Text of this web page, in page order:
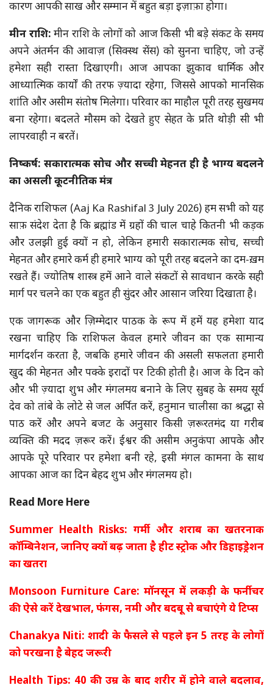
कारण आपकी साख और सम्मान में बहुत बड़ा इज़ाफ़ा होगा।
मीन राशि: मीन राशि के लोगों को आज किसी भी बड़े संकट के समय
अपने अंतर्मन की आवाज़ (सिक्स्थ सेंस) को सुनना चाहिए, जो उन्हें
हमेशा सही रास्ता दिखाएगी। आज आपका झुकाव धार्मिक और
आध्यात्मिक कार्यों की तरफ ज़्यादा रहेगा, जिससे आपको मानसिक
शांति और असीम संतोष मिलेगा। परिवार का माहौल पूरी तरह सुखमय
बना रहेगा। बदलते मौसम को देखते हुए सेहत के प्रति थोड़ी सी भी
लापरवाही न बरतें।
निष्कर्ष: सकारात्मक सोच और सच्ची मेहनत ही है भाग्य बदलने
का असली कूटनीतिक मंत्र
दैनिक राशिफल (Aaj Ka Rashifal 3 July 2026) हम सभी को यह
साफ़ संदेश देता है कि ब्रह्मांड में ग्रहों की चाल चाहे कितनी भी कड़क
और उलझी हुई क्यों न हो, लेकिन हमारी सकारात्मक सोच, सच्ची
मेहनत और हमारे कर्म ही हमारे भाग्य को पूरी तरह बदलने का दम-ख़म
रखते हैं। ज्योतिष शास्त्र हमें आने वाले संकटों से सावधान करके सही
मार्ग पर चलने का एक बहुत ही सुंदर और आसान जरिया दिखाता है।
एक जागरूक और ज़िम्मेदार पाठक के रूप में हमें यह हमेशा याद
रखना चाहिए कि राशिफल केवल हमारे जीवन का एक सामान्य
मार्गदर्शन करता है, जबकि हमारे जीवन की असली सफलता हमारी
खुद की मेहनत और पक्के इरादों पर टिकी होती है। आज के दिन को
और भी ज़्यादा शुभ और मंगलमय बनाने के लिए सुबह के समय सूर्य
देव को तांबे के लोटे से जल अर्पित करें, हनुमान चालीसा का श्रद्धा से
पाठ करें और अपने बजट के अनुसार किसी ज़रूरतमंद या गरीब
व्यक्ति की मदद ज़रूर करें। ईश्वर की असीम अनुकंपा आपके और
आपके पूरे परिवार पर हमेशा बनी रहे, इसी मंगल कामना के साथ
आपका आज का दिन बेहद शुभ और मंगलमय हो।
Read More Here
Summer Health Risks: गर्मी और शराब का खतरनाक
कॉम्बिनेशन, जानिए क्यों बढ़ जाता है हीट स्ट्रोक और डिहाइड्रेशन
का खतरा
Monsoon Furniture Care: मॉनसून में लकड़ी के फर्नीचर
की ऐसे करें देखभाल, फंगस, नमी और बदबू से बचाएंगे ये टिप्स
Chanakya Niti: शादी के फैसले से पहले इन 5 तरह के लोगों
को परखना है बेहद जरूरी
Health Tips: 40 की उम्र के बाद शरीर में होने वाले बदलाव,